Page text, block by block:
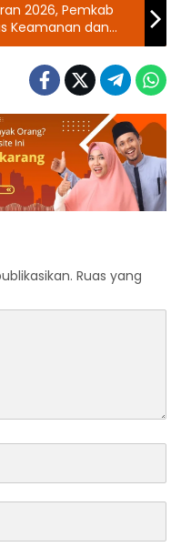
2026, Pemkab
Keamanan dan
Ruas yang